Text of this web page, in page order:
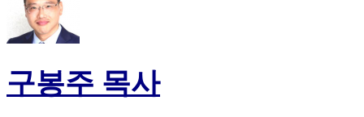
구봉주 목사